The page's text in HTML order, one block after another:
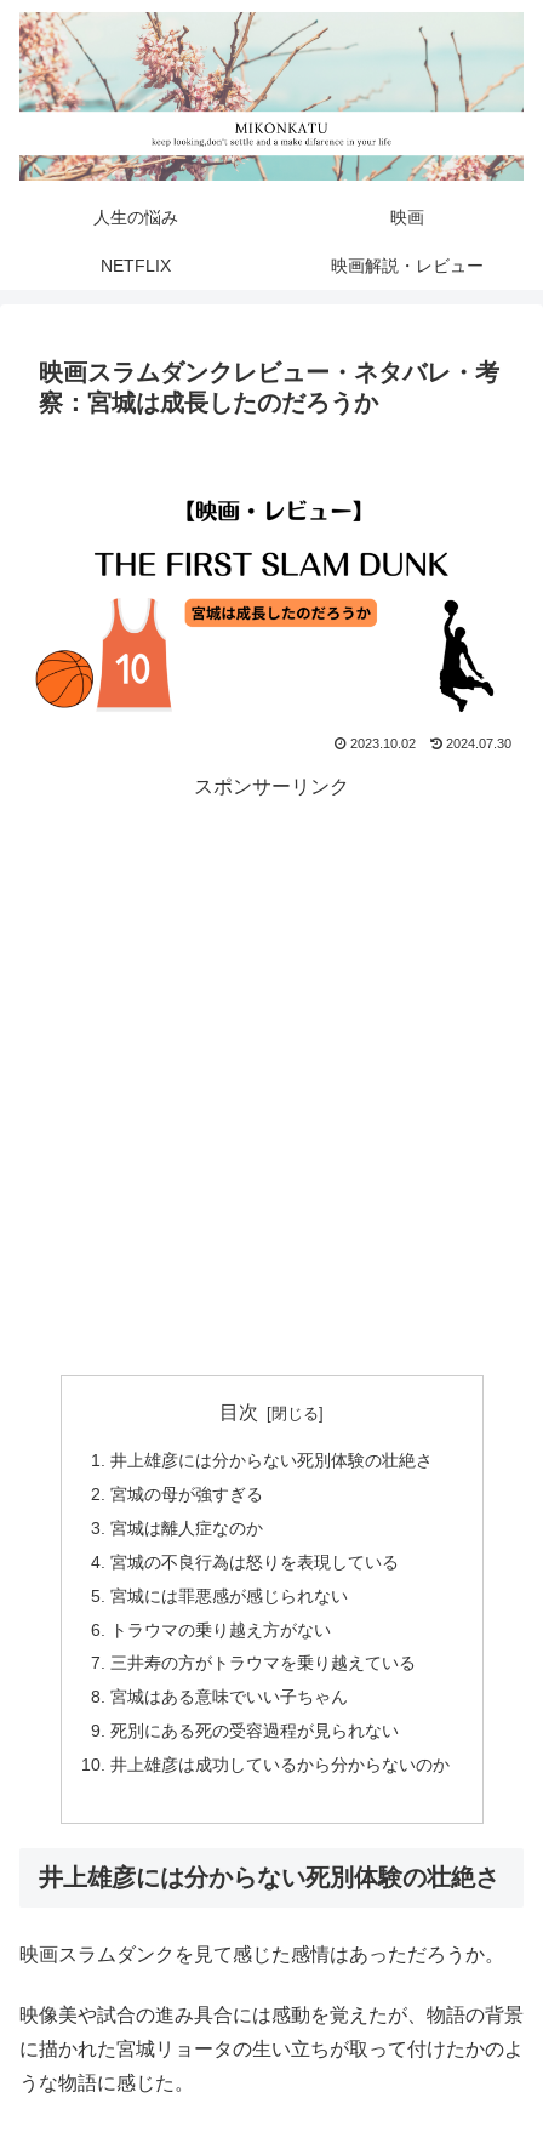
人生の悩み 映画
NETFLIX 映画解説・レビュー
映画スラムダンクレビュー・ネタバレ・考
察：宮城は成長したのだろうか
2023.10.02 2024.07.30
スポンサーリンク
目次
井上雄彦には分からない死別体験の壮絶さ
宮城の母が強すぎる
宮城は離人症なのか
宮城の不良行為は怒りを表現している
宮城には罪悪感が感じられない
トラウマの乗り越え方がない
三井寿の方がトラウマを乗り越えている
宮城はある意味でいい子ちゃん
死別にある死の受容過程が見られない
井上雄彦は成功しているから分からないのか
井上雄彦には分からない死別体験の壮絶さ
映画スラムダンクを見て感じた感情はあっただろうか。
映像美や試合の進み具合には感動を覚えたが、物語の背景
に描かれた宮城リョータの生い立ちが取って付けたかのよ
うな物語に感じた。